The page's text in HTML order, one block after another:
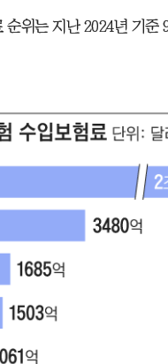
위는 지난 2024년 기준